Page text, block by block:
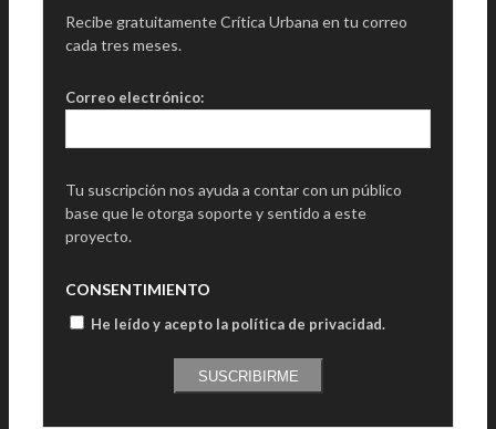
Recibe gratuitamente Crítica Urbana en tu correo
cada tres meses.
Correo electrónico:
Tu suscripción nos ayuda a contar con un público
base que le otorga soporte y sentido a este
proyecto.
CONSENTIMIENTO
He leído y acepto la política de privacidad.
SUSCRIBIRME